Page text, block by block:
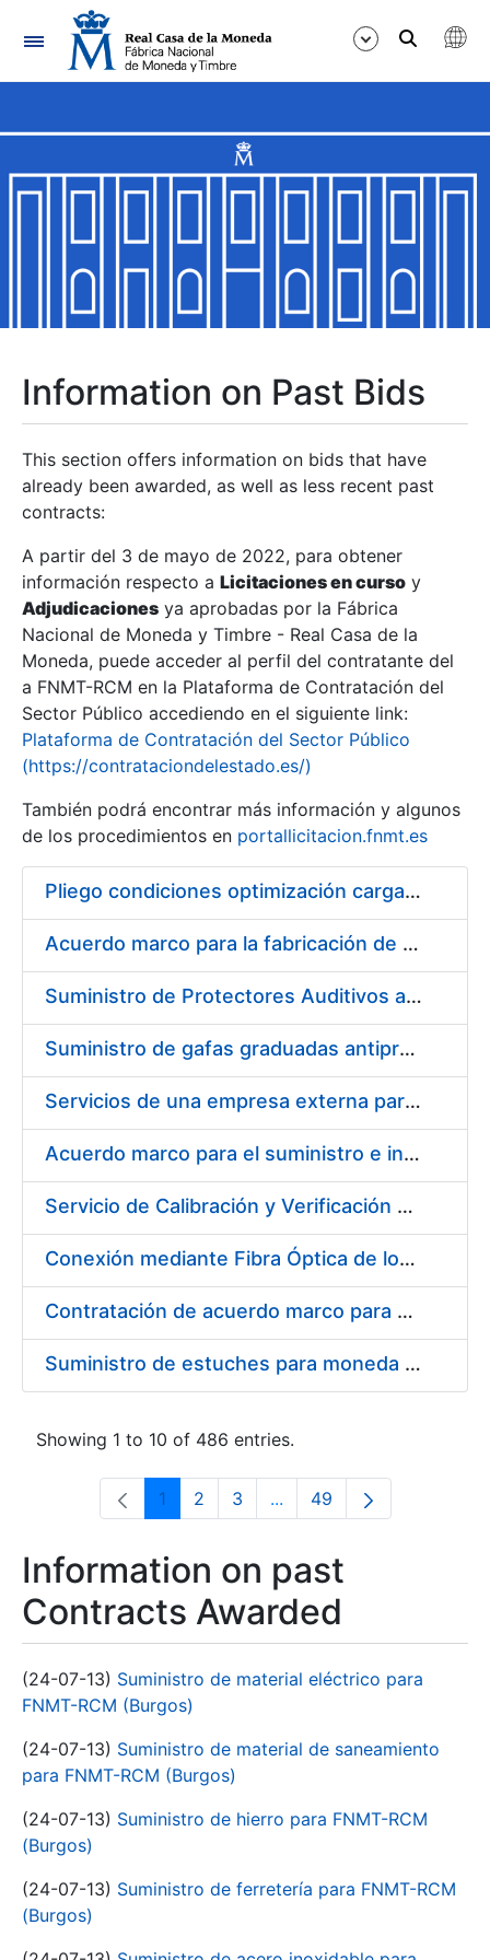
Navigation
Show/Hide
Show/Hide
Show/Hide
Show/Hide
Show/Hide
Show/Hide
Information on Past Bids
This section offers information on bids that have
already been awarded, as well as less recent past
contracts:
A partir del 3 de mayo de 2022, para obtener
información respecto a Licitaciones en curso y
Adjudicaciones ya aprobadas por la Fábrica
Nacional de Moneda y Timbre - Real Casa de la
Moneda, puede acceder al perfil del contratante del
a FNMT-RCM en la Plataforma de Contratación del
Sector Público accediendo en el siguiente link:
Plataforma de Contratación del Sector Público
(https://contrataciondelestado.es/)
También podrá encontrar más información y algunos
de los procedimientos en portallicitacion.fnmt.es
Pliego condiciones optimización cargas compras firmado
Acuerdo marco para la fabricación de piezas
Suministro de Protectores Auditivos a medida para las personas trabajadoras de los Centros de Trabajo de Madrid y Burgos
Suministro de gafas graduadas antiproyecciones para los trabajadores de la FNMT-RCM en los centros de trabajo de Madrid y Burgos
Servicios de una empresa externa para el asesoramiento y resolución de los recursos de alzada que se presentan relacionados con procesos de selección para la FNMT-RCM
Acuerdo marco para el suministro e instalación de persianas, estores y otros complementos
Servicio de Calibración y Verificación Externa de los Equipos de Medición del Servicio de Prevención de la FNMT-RCM
Conexión mediante Fibra Óptica de los Centros de Proceso de Datos (CPDs) de las sedes de la FNMT-RCM de Burgos y Madrid
Contratación de acuerdo marco para el Suministro de Material de Electricidad para la Fábrica Nacional de Moneda y Timbre-Real Casa de la Moneda en su centro de trabajo de Burgos
Suministro de estuches para moneda de 30 €
Showing 1 to 10 of 486 entries.
Page
1 Page
2 Page
3 ...Intermediate Pages Use
Page
49
Information on past
Contracts Awarded
(24-07-13) Suministro de material eléctrico para
FNMT-RCM (Burgos)
(24-07-13) Suministro de material de saneamiento
para FNMT-RCM (Burgos)
(24-07-13) Suministro de hierro para FNMT-RCM
(Burgos)
(24-07-13) Suministro de ferretería para FNMT-RCM
(Burgos)